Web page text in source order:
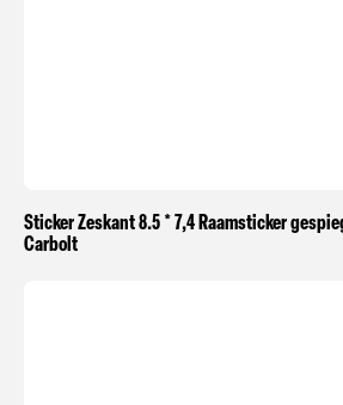
Sticker Zeskant 8.5 * 7,4 Raamsticker
Carbolt